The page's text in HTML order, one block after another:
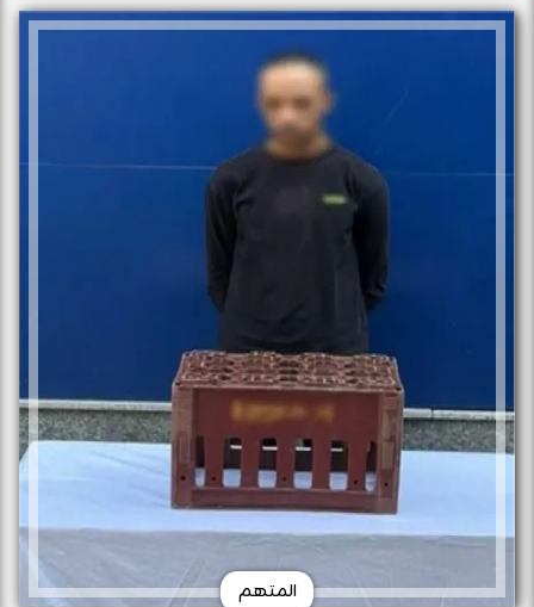
المتهم